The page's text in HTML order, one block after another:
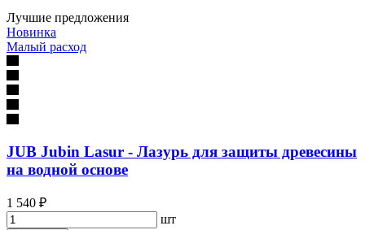
Лучшие предложения
Новинка
Малый расход
JUB Jubin Lasur - Лазурь для защиты древесины
на водной основе
1 540 ₽
шт